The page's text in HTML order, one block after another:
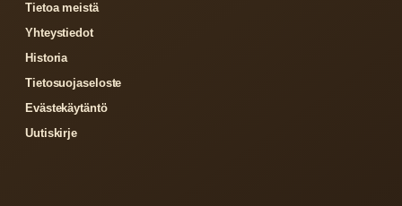
Tietoa meistä
Yhteystiedot
Historia
Tietosuojaseloste
Evästekäytäntö
Uutiskirje